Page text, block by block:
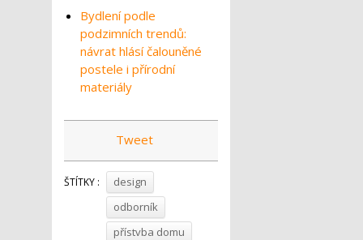
Bydlení podle
podzimních trendů:
návrat hlásí čalouněné
postele i přírodní
materiály
Tweet
ŠTÍTKY :
design
odborník
přístvba domu